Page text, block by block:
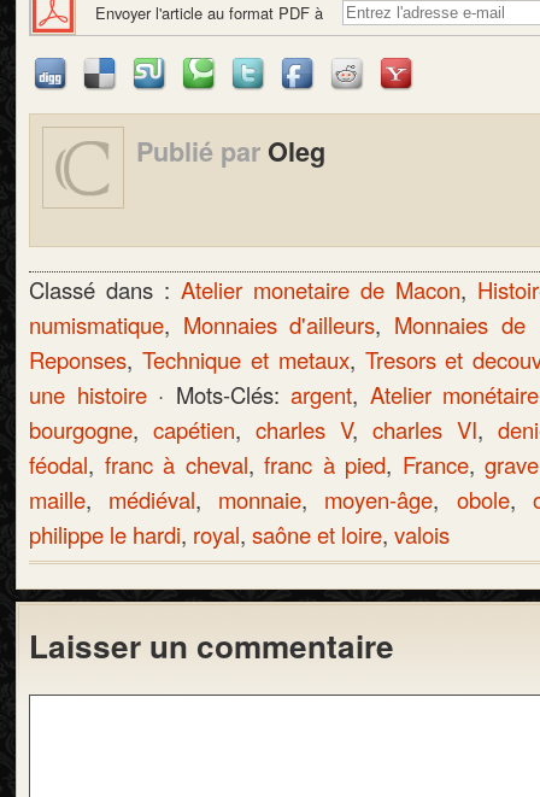
Envoyer l'article au format PDF à
Publié par Oleg
Classé dans : Atelier monetaire de Macon,
numismatique, Monnaies d'ailleurs, Monnaies de
Reponses, Technique et metaux, Tresors et
une histoire· Mots-Clés: argent, Atelier monétaire
bourgogne, capétien, charles V, charles VI,
féodal, franc à cheval,franc à pied, France,
maille, médiéval, monnaie, moyen-âge, obole,
philippe le hardi, royal, saône et loire, valois
Laisser un commentaire